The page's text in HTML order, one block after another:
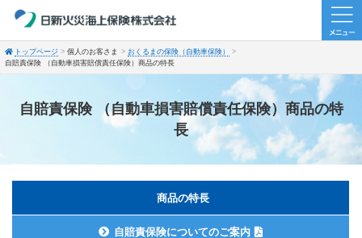
トップページ 個人のお客さま
おくるまの保険（自動車保険）
自賠責保険 （自動車損害賠償責任保険）商品の特長
自賠責保険 （自動車損害賠償責任保険）商品の特
長
商品の特長
自賠責保険についてのご案内